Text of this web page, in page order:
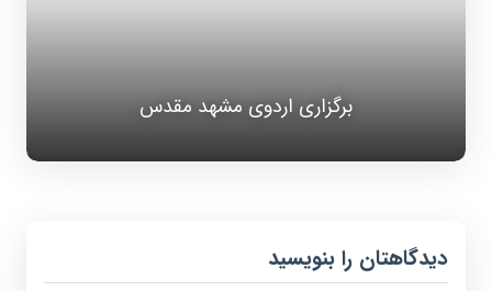
برگزاری اردوی مشهد مقدس
دیدگاهتان را بنویسید